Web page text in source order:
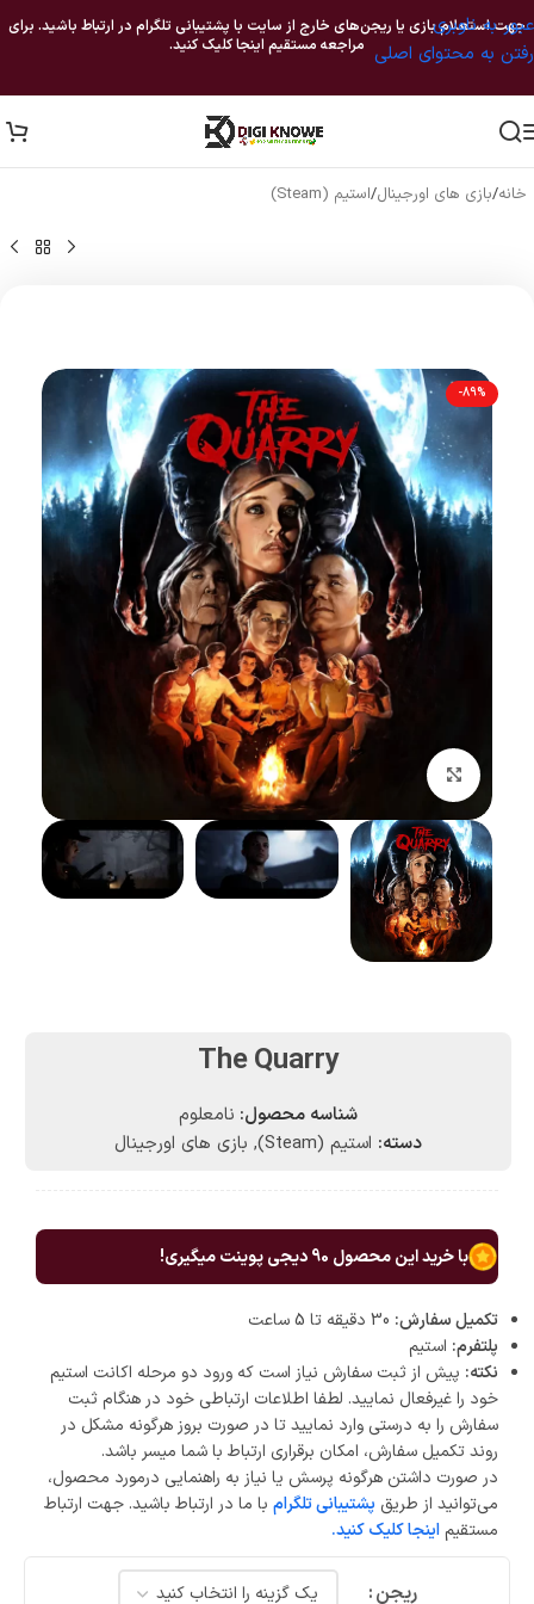
عبور به ناوبری
رفتن به محتوای اصلی
جهت استعلام بازی یا ریجن‌های خارج از سایت با پشتیبانی تلگرام در ارتباط باشید. برای
مراجعه مستقیم اینجا کلیک کنید.
خانه/بازی های اورجینال/استیم (Steam)
-89%
بزرگنمایی تصویر
The Quarry
شناسه محصول: نامعلوم
دسته: استیم (Steam) , بازی های اورجینال
با خرید این محصول 90دیجی پوینت میگیری!
تکمیل سفارش:
پلتفرم: استیم
نکته: پیش از ثبت سفارش نیاز است که ورود دو مرحله اکانت استیم
خود را غیرفعال نمایید. لطفا اطلاعات ارتباطی خود در هنگام ثبت
سفارش را به درستی وارد نمایید تا در صورت بروز هرگونه مشکل در
روند تکمیل سفارش، امکان برقراری ارتباط با شما میسر باشد.
در صورت داشتن هرگونه پرسش یا نیاز به راهنمایی درمورد محصول،
می‌توانید از طریق پشتیبانی تلگرام با ما در ارتباط باشید. جهت ارتباط
مستقیم اینجا کلیک کنید.
ریجن